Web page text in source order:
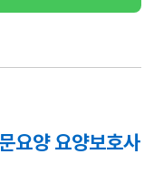
요양 요양보호사